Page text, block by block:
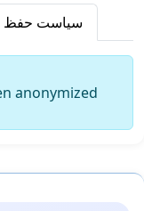
سیاست حفظ
anonymized.